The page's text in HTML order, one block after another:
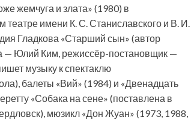
жемчуга и злата» (1980) в
имени К. С. Станиславского и В. И.
Гладкова «Старший сын» (автор
— Юлий Ким, режиссёр-постановщик —
музыку к спектаклю
балеты «Вий» (1984) и «Двенадцать
«Собака на сене» (поставлена в
мюзикл «Дон Жуан» (1973, 1988,